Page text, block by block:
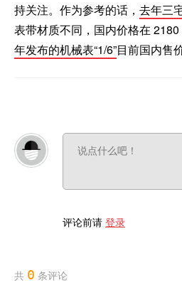
持关注。作为参考的话， 去年三
表带材质不同，国内价格在
年发布的机械表“1/6”目前国内售
评论前请 登录
共 0 条评论